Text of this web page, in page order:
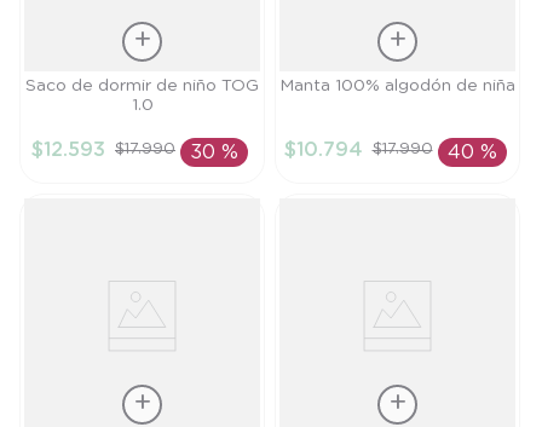
Talla
AÑADIR AL
Saco de dormir de niño TOG
1.0
$12.593 $17.990 30 %
Talla
AÑADIR AL
Manta 100% algodón de niña
$10.794 $17.990 40 %